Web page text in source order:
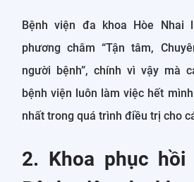
Bệnh viện đa khoa Hòe Nhai
phương châm “Tận tâm,
người bệnh”, chính vì vậy mà
bệnh viện luôn làm việc hết
nhất trong quá trình điều trị cho
2. Khoa phục hồi